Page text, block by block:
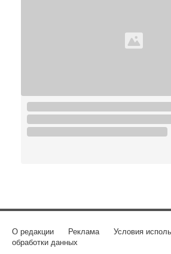
О редакции Реклама Условия
обработки данных